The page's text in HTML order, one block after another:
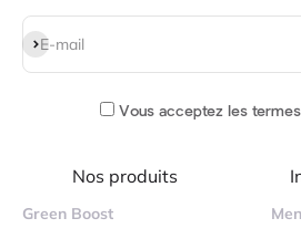
E-mail
S'inscrire
Vous acceptez les
Nos produits
Green Boost